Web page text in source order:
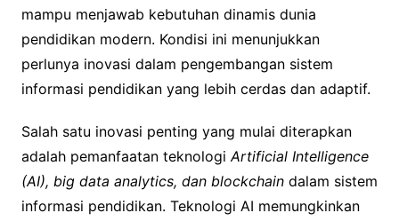
mampu menjawab kebutuhan dinamis dunia
pendidikan modern. Kondisi ini menunjukkan
perlunya inovasi dalam pengembangan sistem
informasi pendidikan yang lebih cerdas dan adaptif.
Salah satu inovasi penting yang mulai diterapkan
adalah pemanfaatan teknologiArtificial Intelligence
(AI), big data analytics, dan blockchaindalam sistem
informasi pendidikan. Teknologi AI memungkinkan